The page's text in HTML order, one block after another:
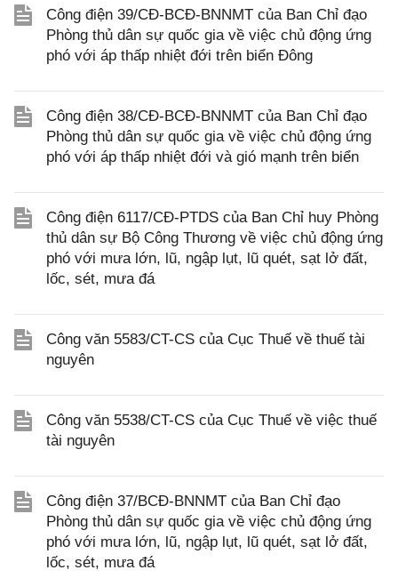
Công điện 39/CĐ-BCĐ-BNNMT của Ban Chỉ đạo
Phòng thủ dân sự quốc gia về việc chủ động ứng
phó với áp thấp nhiệt đới trên biển Đông
Công điện 38/CĐ-BCĐ-BNNMT của Ban Chỉ đạo
Phòng thủ dân sự quốc gia về việc chủ động ứng
phó với áp thấp nhiệt đới và gió mạnh trên biển
Công điện 6117/CĐ-PTDS của Ban Chỉ huy Phòng
thủ dân sự Bộ Công Thương về việc chủ động ứng
phó với mưa lớn, lũ, ngập lụt, lũ quét, sạt lở đất,
lốc, sét, mưa đá
Công văn 5583/CT-CS của Cục Thuế về thuế tài
nguyên
Công văn 5538/CT-CS của Cục Thuế về việc thuế
tài nguyên
Công điện 37/BCĐ-BNNMT của Ban Chỉ đạo
Phòng thủ dân sự quốc gia về việc chủ động ứng
phó với mưa lớn, lũ, ngập lụt, lũ quét, sạt lở đất,
lốc, sét, mưa đá